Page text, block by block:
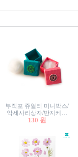
부직포 쥬얼리 미니박스/
악세사리상자/반지케이
스/반지상자/귀걸이상자/
130 원